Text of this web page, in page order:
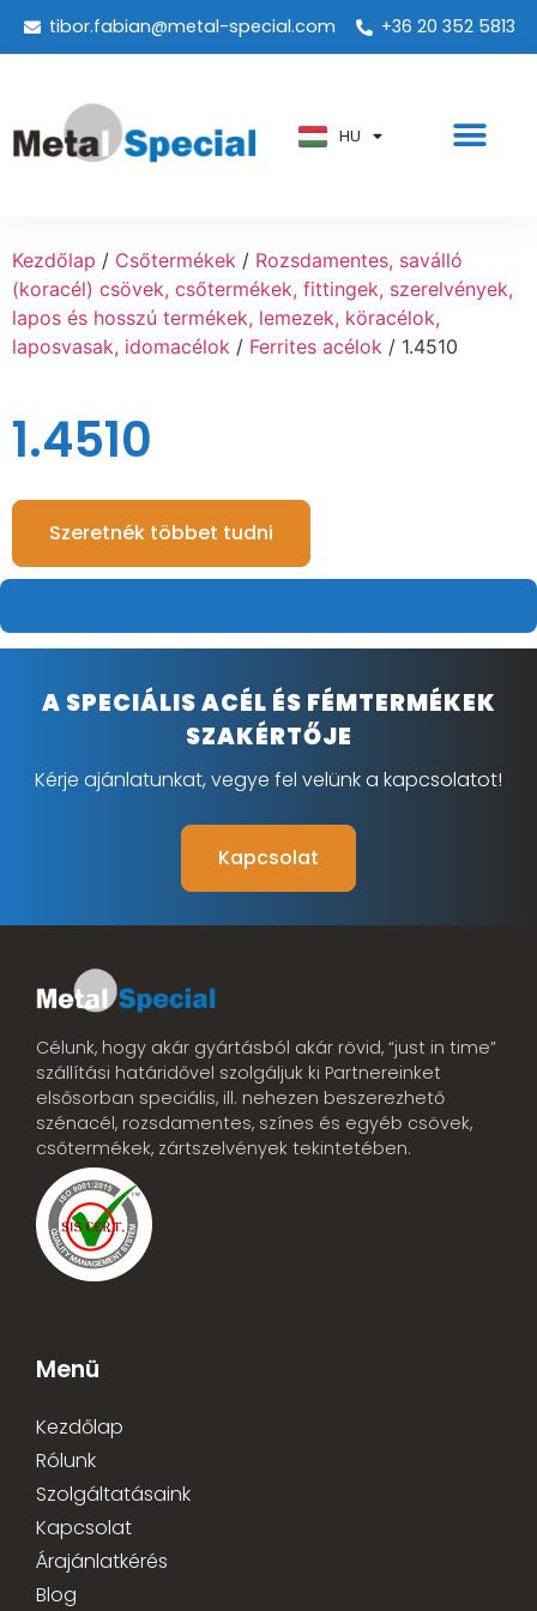
tibor.fabian@metal-special.com +36 20 352 5813
HU
PT
AR
Kezdőlap / Csőtermékek / Rozsdamentes, saválló
(koracél) csövek, csőtermékek, fittingek, szerelvények,
lapos és hosszú termékek, lemezek, köracélok,
laposvasak, idomacélok / Ferrites acélok / 1.4510
1.4510
Szeretnék többet tudni
A SPECIÁLIS ACÉL ÉS FÉMTERMÉKEK
SZAKÉRTŐJE
Kérje ajánlatunkat, vegye fel velünk a kapcsolatot!
Kapcsolat
Célunk, hogy akár gyártásból akár rövid, “just in time”
szállítási határidővel szolgáljuk ki Partnereinket
elsősorban speciális, ill. nehezen beszerezhető
szénacél, rozsdamentes, színes és egyéb csövek,
csőtermékek, zártszelvények tekintetében.
Menü
Kezdőlap
Rólunk
Szolgáltatásaink
Kapcsolat
Árajánlatkérés
Blog